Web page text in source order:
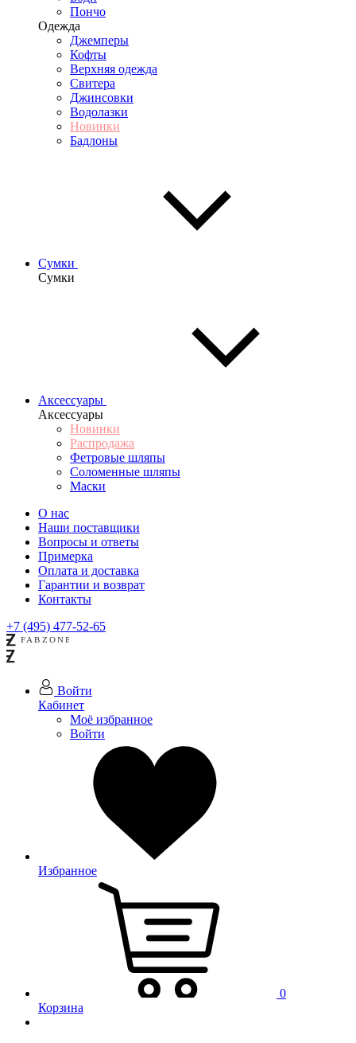
Пончо
Одежда
Джемперы
Кофты
Верхняя одежда
Свитера
Джинсовки
Водолазки
Новинки
Бадлоны
Сумки
Сумки
Аксессуары
Аксессуары
Новинки
Распродажа
Фетровые шляпы
Соломенные шляпы
Маски
О нас
Наши поставщики
Вопросы и ответы
Примерка
Оплата и доставка
Гарантии и возврат
Контакты
+7 (495) 477-52-65
Войти
Кабинет
Моё избранное
Войти
Избранное
0
Корзина